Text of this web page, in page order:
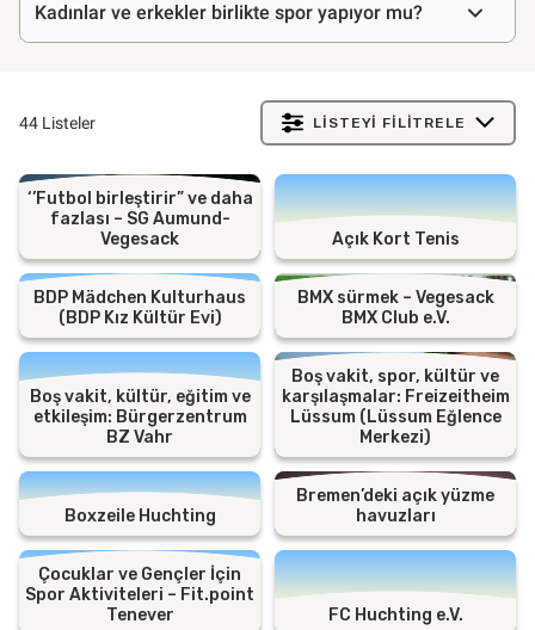
Kadınlar ve erkekler birlikte spor yapıyor mu?
44 Listeler LISTEYI FILITRELE
‘’Futbol birleştirir” ve daha
fazlası – SG Aumund-
Vegesack
Açık Kort Tenis
BDP Mädchen Kulturhaus
(BDP Kız Kültür Evi)
BMX sürmek – Vegesack
BMX Club e.V.
Boş vakit, kültür, eğitim ve
etkileşim: Bürgerzentrum
BZ Vahr
Boş vakit, spor, kültür ve
karşılaşmalar: Freizeitheim
Lüssum (Lüssum Eğlence
Merkezi)
Boxzeile Huchting
Bremen’deki açık yüzme
havuzları
Çocuklar ve Gençler İçin
Spor Aktiviteleri – Fit.point
Tenever
FC Huchting e.V.